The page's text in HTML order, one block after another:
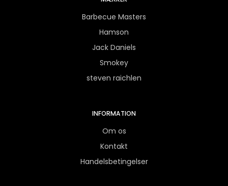
Barbecue Masters
Hamson
Jack Daniels
Smokey
steven raichlen
INFORMATION
Om os
Kontakt
Handelsbetingelser